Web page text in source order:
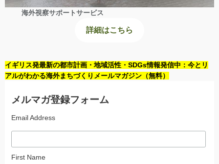
海外視察サポートサービス
詳細はこちら
イギリス発最新の都市計画・地域活性・SDGs情報発信中：今とリ
アルがわかる海外まちづくりメールマガジン（無料）
メルマガ登録フォーム
Email Address
First Name